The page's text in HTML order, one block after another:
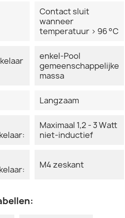
Contact sluit
wanneer
temperatuur > 96 °C
enkel-Pool
gemeenschappelijke
massa
Langzaam
Maximaal 1,2 - 3 Watt
niet-inductief
M4 zeskant